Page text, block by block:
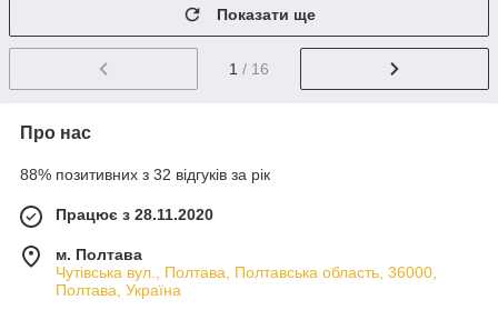
Показати ще
1 / 16
Про нас
88% позитивних з 32 відгуків за рік
Працює з 28.11.2020
м. Полтава
Чутівська вул., Полтава, Полтавська область, 36000,
Полтава, Україна